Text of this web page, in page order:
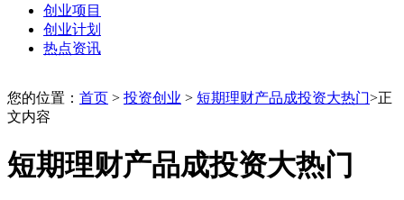
创业项目
创业计划
热点资讯
您的位置： 首页 > 投资创业 > 短期理财产品成投资大热门>正
文内容
短期理财产品成投资大热门